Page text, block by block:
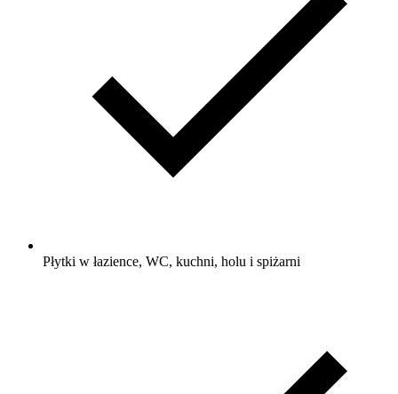
Płytki w łazience, WC, kuchni, holu i spiżarni